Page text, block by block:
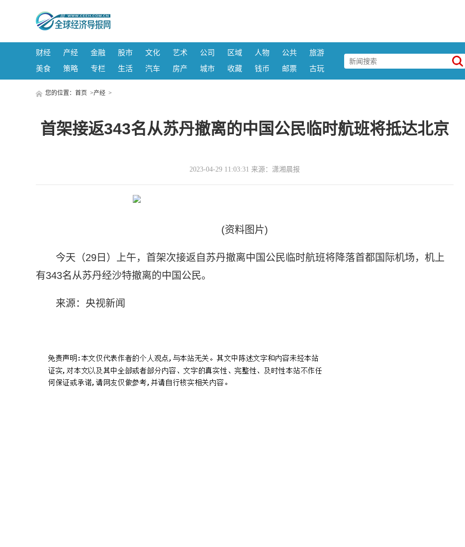
财经 产经 金融 股市 文化 艺术 公司 区域 人物 公共
旅游
美食
策略 专栏 生活 汽车 房产 城市 收藏 钱币 邮票 古玩
您的位置： 首页 >产经 >
首架接返343名从苏丹撤离的中国公民临时航班将抵达北京
2023-04-29 11:03:31 来源：潇湘晨报
(资料图片)
今天（29日）上午，首架次接返自苏丹撤离中国公民临时航班将降落首都国际机场，机上
有343名从苏丹经沙特撤离的中国公民。
来源：央视新闻